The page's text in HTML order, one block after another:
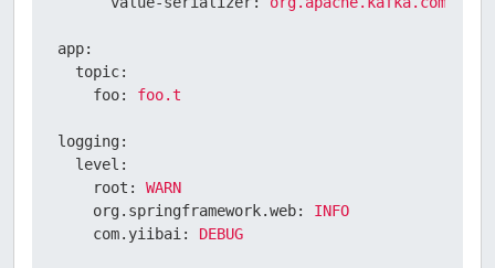
app:
topic:
foo:
foo.t
logging:
level:
root:
WARN
org.springframework.web:
INFO
com.yiibai:
DEBUG